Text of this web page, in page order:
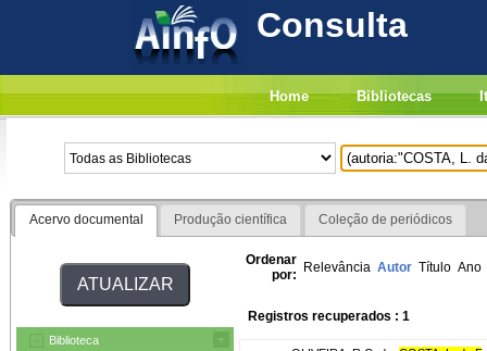
Consulta
Home Bibliotecas
Acervo documental Produção científica Coleção de periódicos
Biblioteca
Ordenar
por: Relevância Autor Título Ano
Registros recuperados : 1